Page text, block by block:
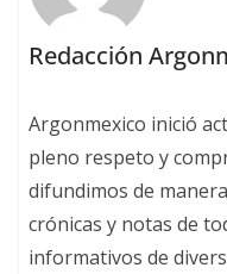
Redacción
Argonmexico inició
pleno respeto y
difundimos de
crónicas y notas de
informativos de